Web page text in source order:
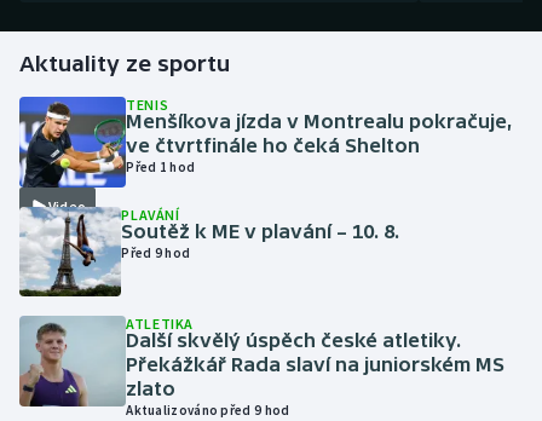
Futsal
Golf
Gymnastika
Házená
Jezdectví
Judo
Aktuality ze sportu
Video
TENIS
Menšíkova jízda v Montrealu pokračuje,
ve čtvrtfinále ho čeká Shelton
Před 1 hod
PLAVÁNÍ
Soutěž k ME v plavání – 10. 8.
Před 9 hod
ATLETIKA
Další skvělý úspěch české atletiky.
Překážkář Rada slaví na juniorském MS
zlato
Aktualizováno před 9 hod